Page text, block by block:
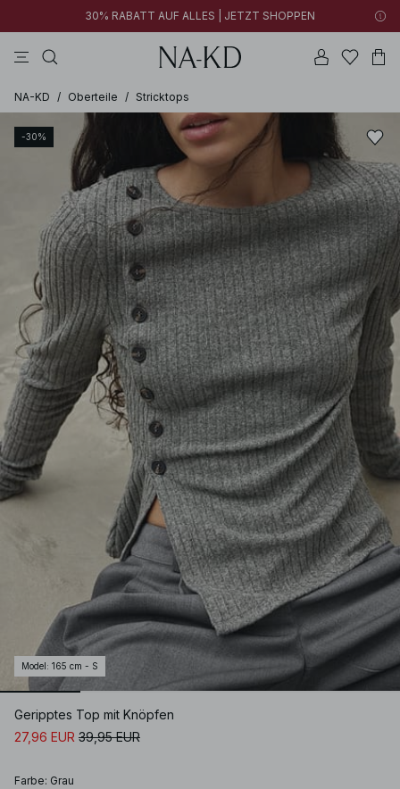
30% RABATT AUF ALLES | JETZT SHOPPEN
NA-KD / Oberteile / Stricktops
-30%
Model : 165 cm - S
Geripptes Top mit Knöpfen
27,96 EUR 39,95 EUR
Farbe: Grau